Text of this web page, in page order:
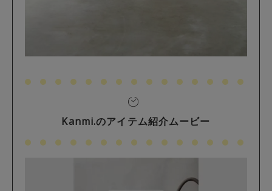
Kanmi.のアイテム紹介ムービー